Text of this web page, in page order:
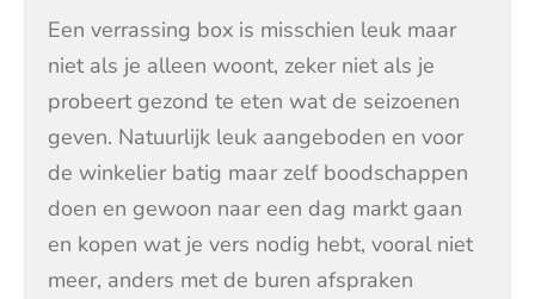
Een verrassing box is misschien leuk maar
niet als je alleen woont, zeker niet als je
probeert gezond te eten wat de seizoenen
geven. Natuurlijk leuk aangeboden en voor
de winkelier batig maar zelf boodschappen
doen en gewoon naar een dag markt gaan
en kopen wat je vers nodig hebt, vooral niet
meer, anders met de buren afspraken